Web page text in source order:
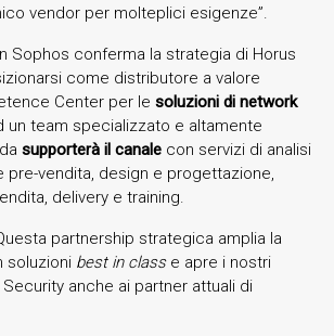
vendor per molteplici esigenze”.
Sophos conferma la strategia di Horus
come distributore a valore
Center per le soluzioni di network
un team specializzato e altamente
supporterà il canale con servizi di analisi
pre-vendita, design e progettazione,
delivery e training.
partnership strategica amplia la
soluzioni best in classe apre i nostri
anche ai partner attuali di